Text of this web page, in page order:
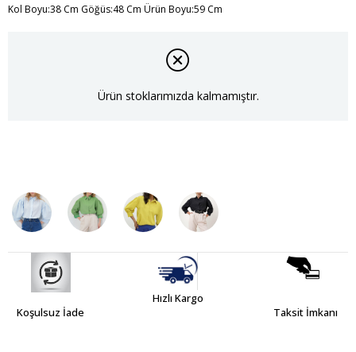
Kol Boyu:38 Cm Göğüs:48 Cm Ürün Boyu:59 Cm
Ürün stoklarımızda kalmamıştır.
Koşulsuz İade
Hızlı Kargo
Taksit İmkanı